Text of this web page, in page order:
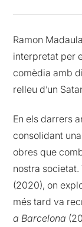
Ramon
interpretat per
comèdia amb
relleu d’un
En els darrers
consolidant
obres que
nostra
(2020), on
més tard va
a Barcelona